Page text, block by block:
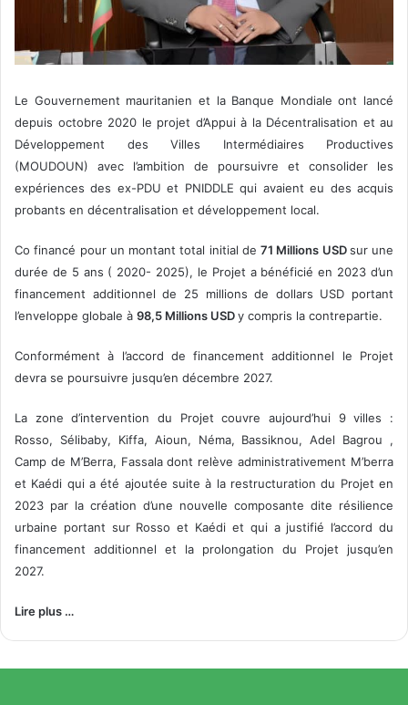
Le Gouvernement mauritanien et la Banque Mondiale ont lancé
depuis octobre 2020 le projet d’Appui à la Décentralisation et au
Développement des Villes Intermédiaires Productives
(MOUDOUN) avec l’ambition de poursuivre et consolider les
expériences des ex-PDU et PNIDDLE qui avaient eu des acquis
probants en décentralisation et développement local.
Co financé pour un montant total initial de 71 Millions USDsur une
durée de 5 ans ( 2020- 2025), le Projet a bénéficié en 2023 d’un
financement additionnel de 25 millions de dollars USD portant
l’enveloppe globale à 98,5 Millions USDy compris la contrepartie.
Conformément à l’accord de financement additionnel le Projet
devra se poursuivre jusqu’en décembre 2027.
La zone d’intervention du Projet couvre aujourd’hui 9 villes :
Rosso, Sélibaby, Kiffa, Aioun, Néma, Bassiknou, Adel Bagrou ,
Camp de M’Berra, Fassala dont relève administrativement M’berra
et Kaédi qui a été ajoutée suite à la restructuration du Projet en
2023 par la création d’une nouvelle composante dite résilience
urbaine portant sur Rosso et Kaédi et qui a justifié l’accord du
financement additionnel et la prolongation du Projet jusqu’en
2027.
Lire plus …